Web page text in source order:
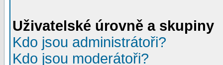
Uživatelské úrovně a skupiny
Kdo jsou administrátoři?
Kdo jsou moderátoři?